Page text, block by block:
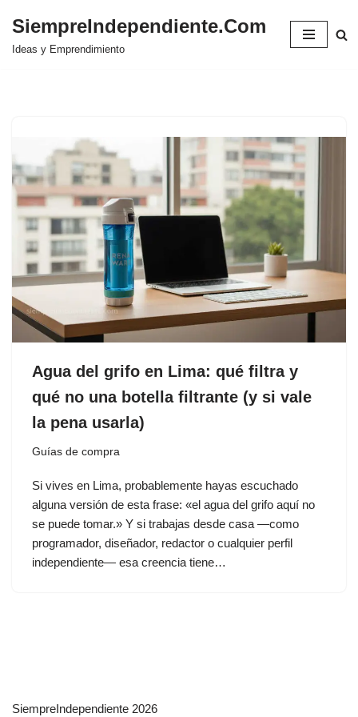
Saltar
SiempreIndependiente.Com
Ideas y Emprendimiento
Agua del grifo en Lima: qué filtra y
qué no una botella filtrante (y si vale
la pena usarla)
Guías de compra
Si vives en Lima, probablemente hayas escuchado
alguna versión de esta frase: «el agua del grifo aquí no
se puede tomar.» Y si trabajas desde casa —como
programador, diseñador, redactor o cualquier perfil
independiente— esa creencia tiene…
SiempreIndependiente 2026